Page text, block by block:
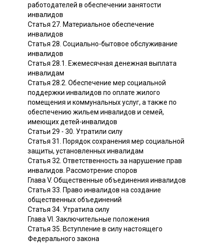
работодателей в обеспечении занятости
инвалидов
Статья 27. Материальное обеспечение
инвалидов
Статья 28. Социально-бытовое обслуживание
инвалидов
Статья 28.1. Ежемесячная денежная выплата
инвалидам
Статья 28.2. Обеспечение мер социальной
поддержки инвалидов по оплате жилого
помещения и коммунальных услуг, а также по
обеспечению жильем инвалидов и семей,
имеющих детей-инвалидов
Статьи 29 - 30. Утратили силу
Статья 31. Порядок сохранения мер социальной
защиты, установленных инвалидам
Статья 32. Ответственность за нарушение прав
инвалидов. Рассмотрение споров
Глава V. Общественные объединения инвалидов
Статья 33. Право инвалидов на создание
общественных объединений
Статья 34. Утратила силу
Глава VI. Заключительные положения
Статья 35. Вступление в силу настоящего
Федерального закона